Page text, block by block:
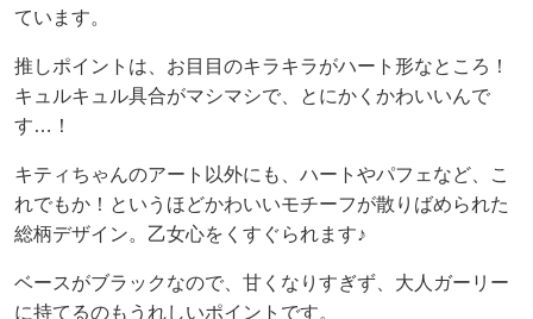
ています。
推しポイントは、お目目のキラキラがハート形なところ！
キュルキュル具合がマシマシで、とにかくかわいいんで
す…！
キティちゃんのアート以外にも、ハートやパフェなど、こ
れでもか！というほどかわいいモチーフが散りばめられた
総柄デザイン。乙女心をくすぐられます♪
ベースがブラックなので、甘くなりすぎず、大人ガーリー
に持てるのもうれしいポイントです。